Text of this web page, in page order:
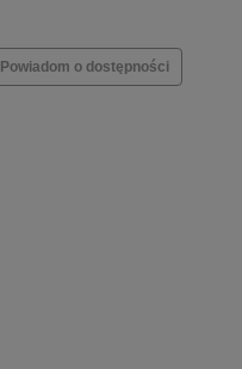
Powiadom o dostępności